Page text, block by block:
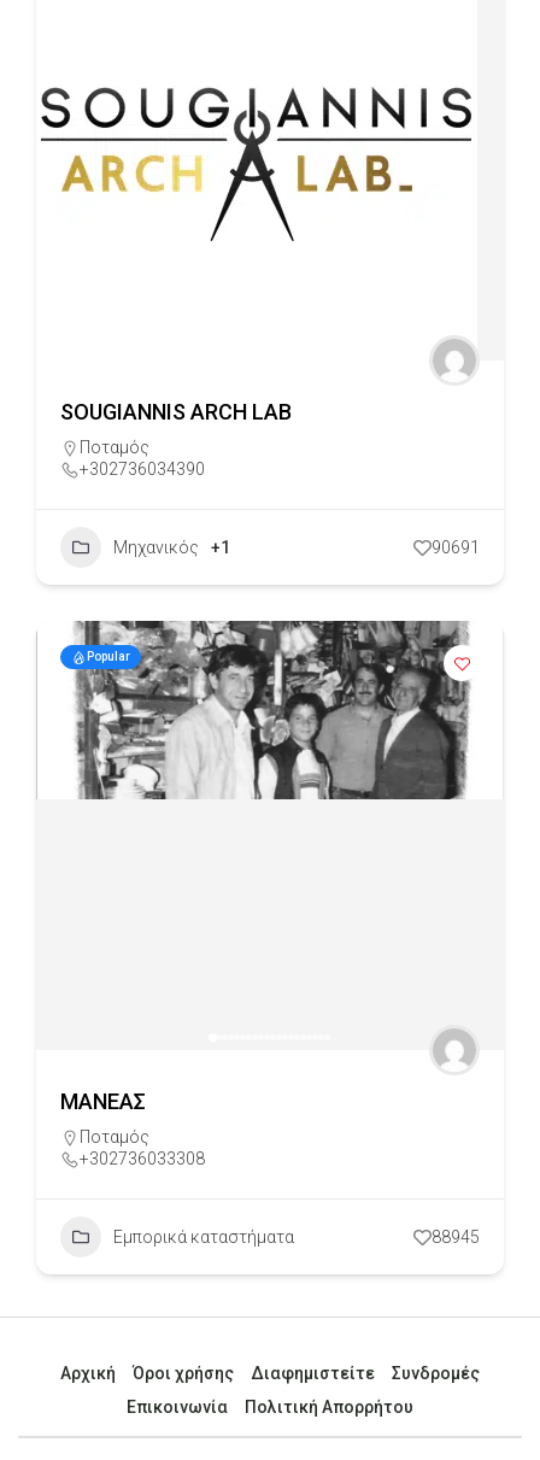
SOUGIANNIS ARCH LAB
Ποταμός
+302736034390
Μηχανικός +1 90691
Popular
ΜΑΝΕΑΣ
Ποταμός
+302736033308
Εμπορικά καταστήματα 88945
Αρχική Όροι χρήσης Διαφημιστείτε
Συνδρομές
Επικοινωνία
Πολιτική Απορρήτου